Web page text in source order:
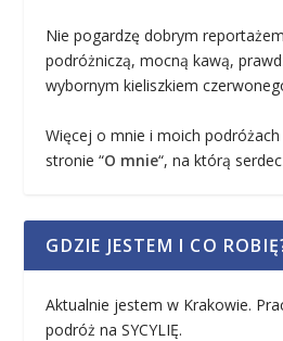
Nie pogardzę dobrym
podróżniczą, mocną kawą,
wybornym kieliszkiem
Więcej o mnie i moich
stronie “O mnie“, na którą
GDZIE JESTEM I CO
Aktualnie jestem w Krakowie.
podróż na SYCYLIĘ.